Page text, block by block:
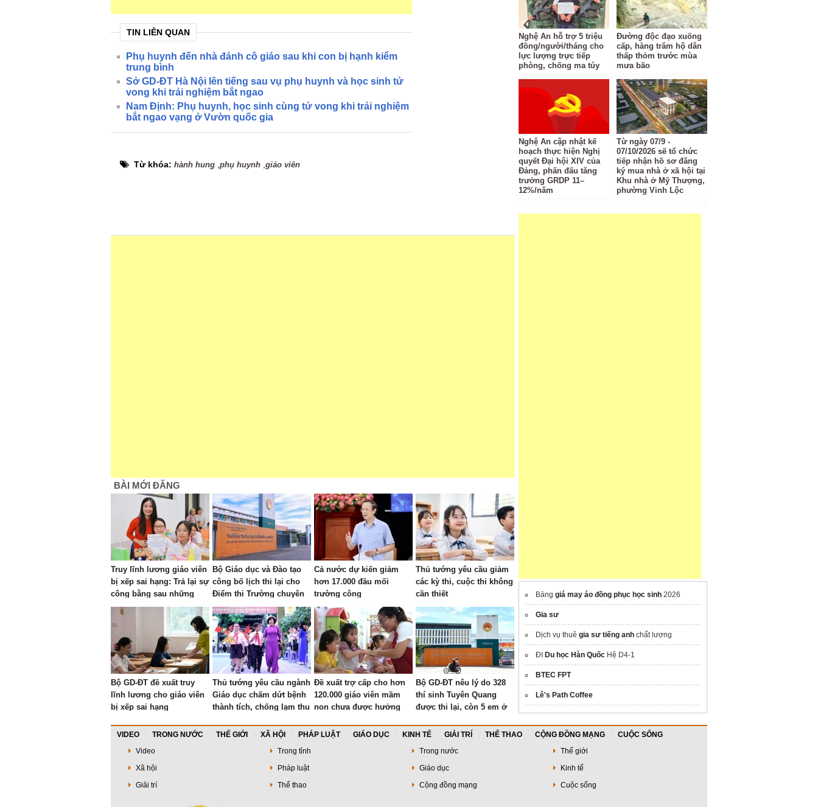
TIN LIÊN QUAN
Phụ huynh đến nhà đánh cô giáo sau khi con bị hạnh kiểm
trung bình
Sở GD-ĐT Hà Nội lên tiếng sau vụ phụ huynh và học sinh tử
vong khi trải nghiệm bắt ngao
Nam Định: Phụ huynh, học sinh cùng tử vong khi trải nghiệm
bắt ngao vạng ở Vườn quốc gia
Từ khóa: hành hung phụ huynh giáo viên
BÀI MỚI ĐĂNG
Truy lĩnh lương giáo viên
bị xếp sai hạng: Trả lại sự
công bằng sau những
"bất cập"
Bộ Giáo dục và Đào tạo
công bố lịch thi lại cho
Điểm thi Trường chuyên
Tuyên Quang
Cả nước dự kiến giảm
hơn 17.000 đầu mối
trường công
Thủ tướng yêu cầu giảm
các kỳ thi, cuộc thi không
cần thiết
Bộ GD-ĐT đề xuất truy
lĩnh lương cho giáo viên
bị xếp sai hạng
Thủ tướng yêu cầu ngành
Giáo dục chấm dứt bệnh
thành tích, chống lạm thu
học
Đề xuất trợ cấp cho hơn
120.000 giáo viên mầm
non chưa được hưởng
Bộ GD-ĐT nêu lý do 328
thí sinh Tuyên Quang
được thi lại, còn 5 em ở
Nghệ An hỗ trợ 5 triệu
đồng/người/tháng cho
lực lượng trực tiếp
phòng, chống ma túy
Đường độc đạo xuống
cấp, hàng trăm hộ dân
thấp thỏm trước mùa
mưa bão
Nghệ An cập nhật kế
hoạch thực hiện Nghị
quyết Đại hội XIV của
Đảng, phấn đấu tăng
trưởng GRDP 11–
12%/năm
Từ ngày 07/9 -
07/10/2026 sẽ tổ chức
tiếp nhận hồ sơ đăng
ký mua nhà ở xã hội tại
Khu nhà ở Mỹ Thượng,
phường Vinh Lộc
Bảng giá may áo đồng phục học sinh 2026
Gia sư
Dịch vụ thuê gia sư tiếng anh chất lượng
ĐI Du học Hàn Quốc Hệ D4-1
BTEC FPT
Lê's Path Coffee
VIDEO TRONG NƯỚC THẾ GIỚI XÃ HỘI PHÁP LUẬT GIÁO DỤC KINH TẾ GIẢI TRÍ THỂ THAO CỘNG ĐỒNG MẠNG
CUỘC SỐNG
Video
Trong tỉnh Trong nước
Thế giới
Xã hội
Pháp luật Giáo dục
Kinh tế
Giải trí
Thể thao Cộng đồng mạng Cuộc sống